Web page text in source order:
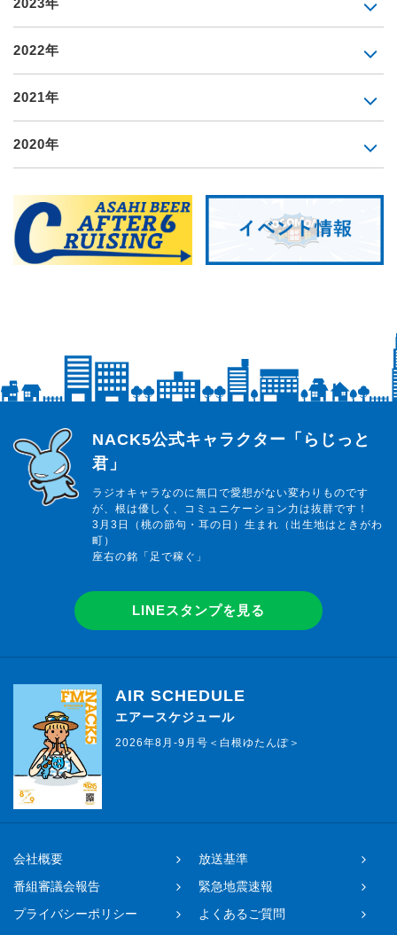
2023年
2022年
2021年
2020年
らじっと君
NACK5公式キャラクター「らじっと
君」
ラジオキャラなのに無口で愛想がない変わりものです
が、根は優しく、コミュニケーション力は抜群です！
3月3日（桃の節句・耳の日）生まれ（出生地はときがわ
町）
座右の銘「足で稼ぐ」
LINEスタンプを見る
AIR SCHEDULE
エアースケジュール
2026年8月-9月号＜白根ゆたんぽ＞
会社概要
放送基準
番組審議会報告
緊急地震速報
プライバシーポリシー
よくあるご質問